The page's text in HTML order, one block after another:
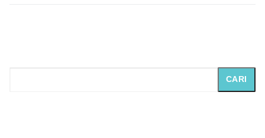
CARI